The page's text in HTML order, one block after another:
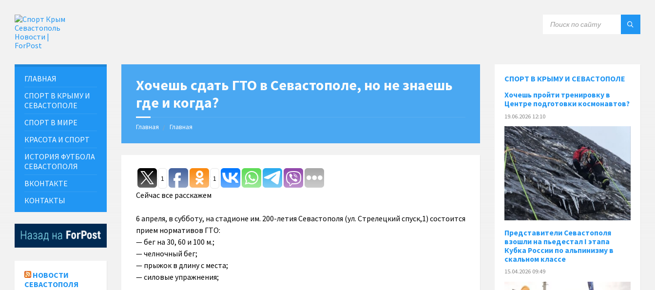
Хочешь сдать ГТО в Севастополе, но не знаешь
где и когда?
Главная Главная
1 1
Сейчас все расскажем
6 апреля, в субботу, на стадионе им. 200-летия Севастополя (ул. Стрелецкий спуск,1) состоится
прием нормативов ГТО:
— бег на 30, 60 и 100 м.;
— челночный бег;
— прыжок в длину с места;
— силовые упражнения;
ГЛАВНАЯ
СПОРТ В КРЫМУ И
СЕВАСТОПОЛЕ
СПОРТ В МИРЕ
КРАСОТА И СПОРТ
ИСТОРИЯ ФУТБОЛА
СЕВАСТОПОЛЯ
ВКОНТАКТЕ
КОНТАКТЫ
НОВОСТИ
СЕВАСТОПОЛЯ
СПОРТ В КРЫМУ И СЕВАСТОПОЛЕ
Хочешь пройти тренировку в
Центре подготовки космонавтов?
19.06.2026 12:10
Представители Севастополя
взошли на пьедестал I этапа
Кубка России по альпинизму в
скальном классе
15.04.2026 09:49